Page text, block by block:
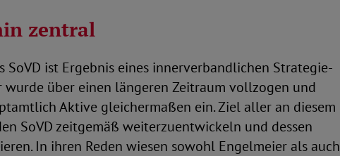
zentral
SoVD ist Ergebnis eines innerverbandlichen Strategie-
wurde über einen längeren Zeitraum vollzogen und
Aktive gleichermaßen ein. Ziel aller an diesem
SoVD zeitgemäß weiterzuentwickeln und dessen
In ihren Reden wiesen sowohl Engelmeier als auch